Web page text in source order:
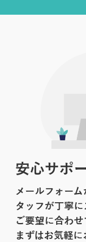
安心サポ
メールフォー
タッフが丁寧に
ご要望に合わせ
まずはお気軽に